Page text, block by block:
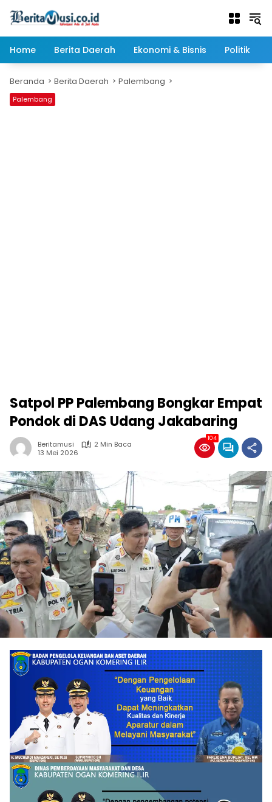
Home
Berita Daerah Ekonomi & Bisnis Politik
Beranda Berita Daerah Palembang
Palembang
Satpol PP Palembang Bongkar Empat
Pondok di DAS Udang Jakabaring
Beritamusi
2 Min Baca
13 Mei 2026
104